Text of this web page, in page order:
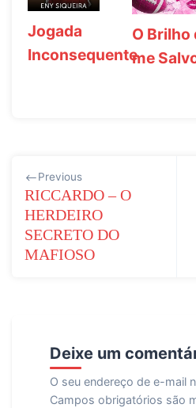
Jogada
Inconsequente
O Brilho
me
de
Post
Previous
RICCARDO – O
HERDEIRO
SECRETO DO
MAFIOSO
Deixe um
O seu endereço de e-mail
Campos obrigatórios são